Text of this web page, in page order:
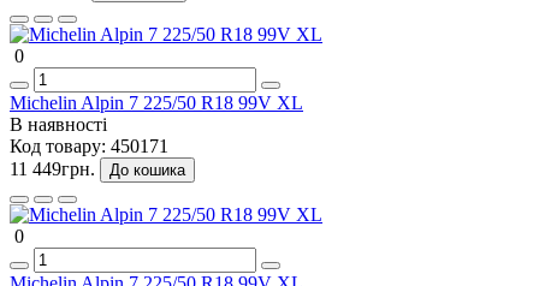
0
Michelin Alpin 7 225/50 R18 99V XL
В наявності
Код товару: 450171
11 449грн.
До кошика
0